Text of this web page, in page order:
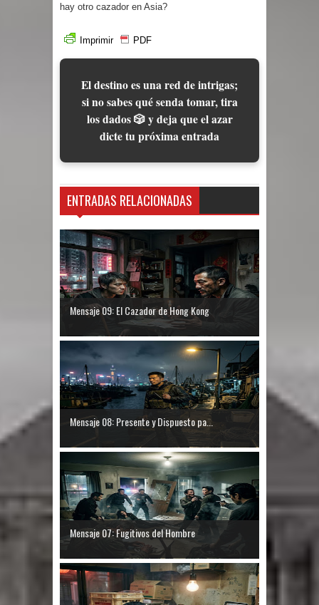
hay otro cazador en Asia?
Imprimir PDF
El destino es una red de intrigas;
si no sabes qué senda tomar, tira
los dados 🎲 y deja que el azar
dicte tu próxima entrada
ENTRADAS RELACIONADAS
Mensaje 09: El Cazador de Hong Kong
Mensaje 08: Presente y Dispuesto pa...
Mensaje 07: Fugitivos del Hombre